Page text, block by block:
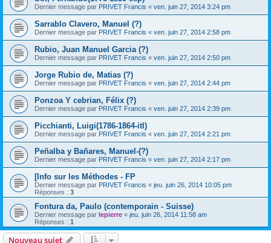
Dernier message par PRIVET Francis « ven. juin 27, 2014 3:24 pm
Sarrablo Clavero, Manuel (?)
Dernier message par PRIVET Francis « ven. juin 27, 2014 2:58 pm
Rubio, Juan Manuel Garcia (?)
Dernier message par PRIVET Francis « ven. juin 27, 2014 2:50 pm
Jorge Rubio de, Matias (?)
Dernier message par PRIVET Francis « ven. juin 27, 2014 2:44 pm
Ponzoa Y cebrian, Félix (?)
Dernier message par PRIVET Francis « ven. juin 27, 2014 2:39 pm
Picchianti, Luigi(1786-1864-itl)
Dernier message par PRIVET Francis « ven. juin 27, 2014 2:21 pm
Peñalba y Bañares, Manuel-(?)
Dernier message par PRIVET Francis « ven. juin 27, 2014 2:17 pm
[Info sur les Méthodes - FP
Dernier message par PRIVET Francis « jeu. juin 26, 2014 10:05 pm
Réponses : 3
Fontura da, Paulo (contemporain - Suisse)
Dernier message par lepierre « jeu. juin 26, 2014 11:58 am
Réponses : 1
Nouveau sujet